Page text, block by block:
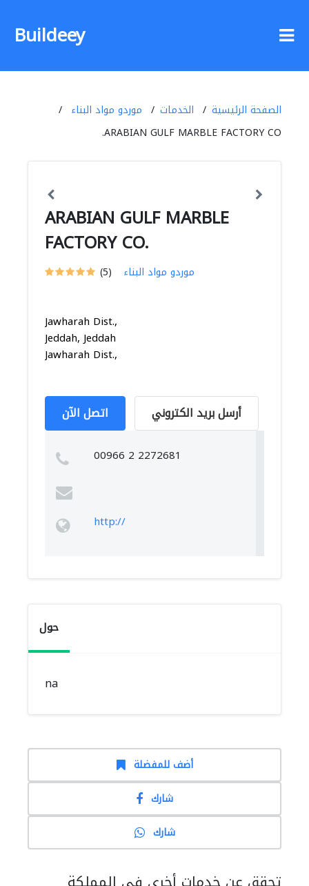
Buildeey
الصفحة الرئيسية الخدمات
موردو مواد البناء
ARABIAN GULF MARBLE FACTORY CO.
ARABIAN GULF MARBLE
FACTORY CO.
(5) موردو مواد البناء
Jawharah Dist.,
Jeddah, Jeddah
Jawharah Dist.,
اتصل الآن أرسل بريد الكتروني
00966 2 2272681
http://
حول
na
أضف للمفضلة
شارك
شارك